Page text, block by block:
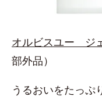
オルビスユー ジ
部外品）
うるおいをたっぷ